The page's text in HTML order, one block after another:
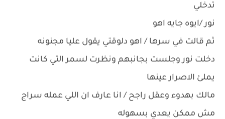
تدخلي
نور /ايوه جايه اهو
ثم قالت في سرها / اهو دلوقتي يقول عليا مجنونه
دخلت نور وجلست بجانبهم ونظرت لسمر التي كانت
يملئ الاصرار عينها
مالك بهدوء وعقل راجح / انا عارف ان اللي عمله سراج
مش ممكن يعدي بسهوله